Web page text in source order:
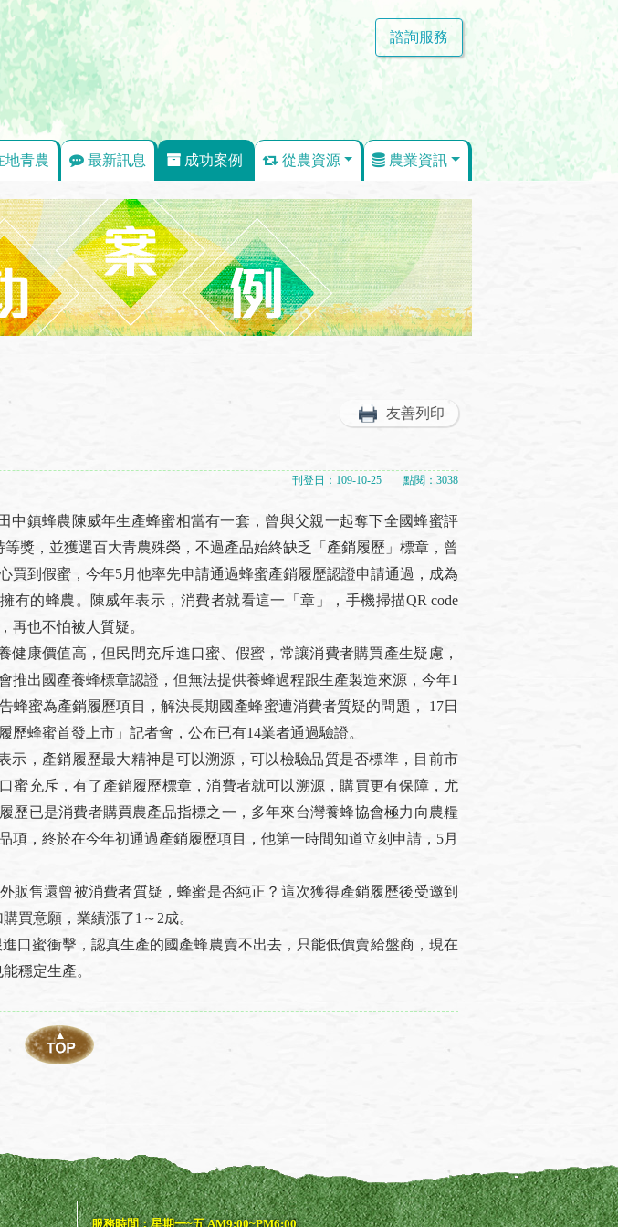
青農 最新訊息 成功案例 從農資源 農業資訊
諮詢服務
友善列印
刊登日：109-10-25 點閱：3038
鎮蜂農陳威年生產蜂蜜相當有一套，曾與父親一起奪下全國蜂蜜評
等獎，並獲選百大青農殊榮，不過產品始終缺乏「產銷履歷」標章，曾
買到假蜜，今年5月他率先申請通過蜂蜜產銷履歷認證申請通過，成為
有的蜂農。陳威年表示，消費者就看這一「章」，手機掃描QR code
再也不怕被人質疑。
康價值高，但民間充斥進口蜜、假蜜，常讓消費者購買產生疑慮，
推出國產養蜂標章認證，但無法提供養蜂過程跟生產製造來源，今年1
蜂蜜為產銷履歷項目，解決長期國產蜂蜜遭消費者質疑的問題， 17日
歷蜂蜜首發上市」記者會，公布已有14業者通過驗證。
，產銷履歷最大精神是可以溯源，可以檢驗品質是否標準，目前市
蜜充斥，有了產銷履歷標章，消費者就可以溯源，購買更有保障，尤
歷已是消費者購買農產品指標之一，多年來台灣養蜂協會極力向農糧
項，終於在今年初通過產銷履歷項目，他第一時間知道立刻申請，5月
售還曾被消費者質疑，蜂蜜是否純正？這次獲得產銷履歷後受邀到
買意願，業績漲了1～2成。
蜜衝擊，認真生產的國產蜂農賣不出去，只能低價賣給盤商，現在
穩定生產。
服務時間：星期一~五 AM9:00~PM6:00